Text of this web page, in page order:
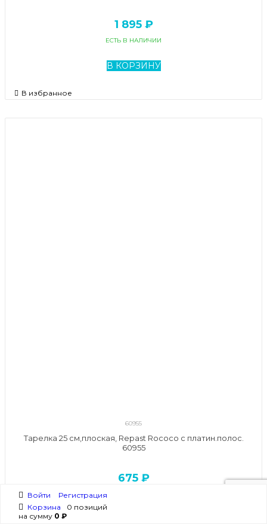
1 895 ₽
ЕСТЬ В НАЛИЧИИ
В КОРЗИНУ
В избранное
60955
Тарелка 25 см,плоская, Repast Rococo с платин.полос.
60955
675 ₽
ЕСТЬ В НАЛИЧИИ
Войти
Регистрация
Корзина
0 позиций
на сумму 0 ₽